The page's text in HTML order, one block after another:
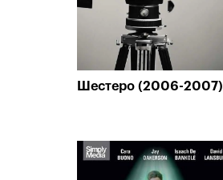
Шестеро (2006-2007)